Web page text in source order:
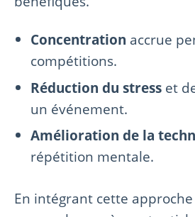
Concentration accrue
compétitions.
Réduction du stress et
un événement.
Amélioration de la
répétition mentale.
En intégrant cette